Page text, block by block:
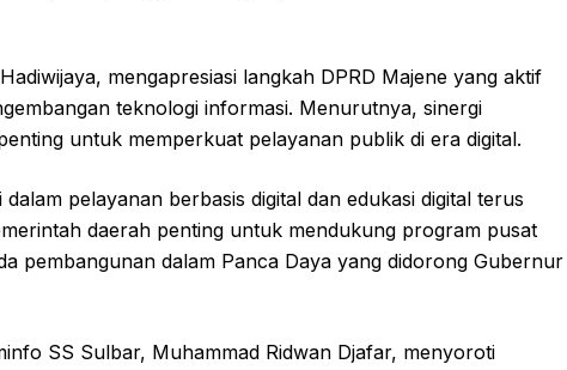
mengapresiasi langkah DPRD Majene yang aktif
teknologi informasi. Menurutnya, sinergi
untuk memperkuat pelayanan publik di era digital.
pelayanan berbasis digital dan edukasi digital terus
daerah penting untuk mendukung program pusat
pembangunan dalam Panca Daya yang didorong Gubernur
SS Sulbar, Muhammad Ridwan Djafar, menyoroti